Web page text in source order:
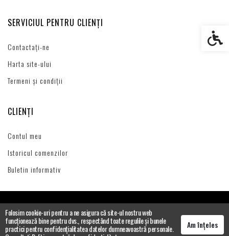
Folosim cookie-uri pentru a ne asigura că site-ul nostru web
funcționează bine pentru dvs., respectând toate regulile și bunele
practici pentru confidențialitatea datelor dumneavoastră personale. Am înțeles
SERVICIUL PENTRU CLIENȚI
Contactați-ne
Harta site-ului
Termeni și condiții
CLIENȚI
Contul meu
Istoricul comenzilor
Buletin informativ
Setări